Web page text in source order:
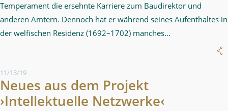
Temperament die ersehnte Karriere zum Baudirektor und
anderen Ämtern. Dennoch hat er während seines Aufenthaltes in
der welfischen Residenz (1692–1702) manches...
11/13/19
Neues aus dem Projekt
›Intellektuelle Netzwerke‹